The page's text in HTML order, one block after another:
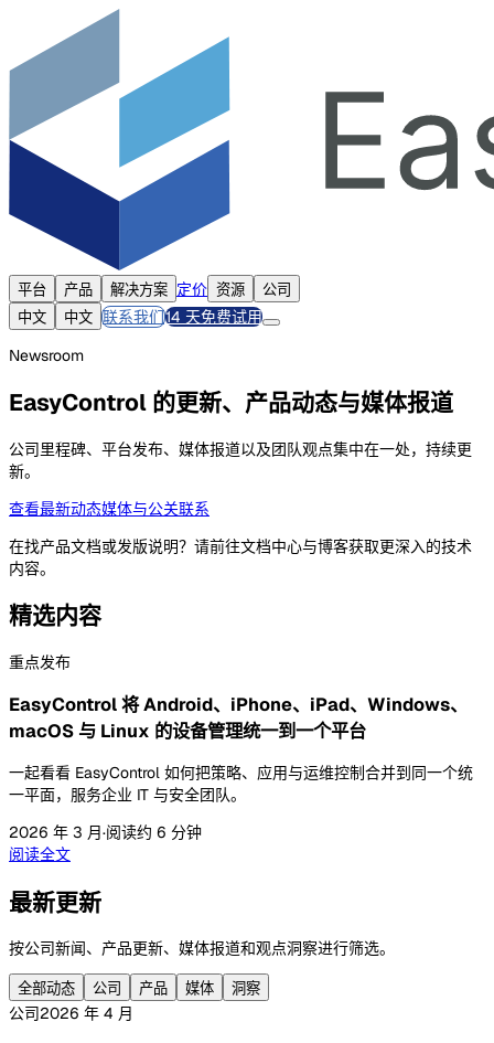
平台 产品 解决方案 定价 资源
公司
中文
中文 联系我们14 天免费试用
Newsroom
EasyControl 的更新、产品动态与媒体报道
公司里程碑、平台发布、媒体报道以及团队观点集中在一处，持续更
新。
查看最新动态媒体与公关联系
在找产品文档或发版说明？请前往文档中心与博客获取更深入的技术
内容。
精选内容
重点发布
EasyControl 将 Android、iPhone、iPad、Windows、
macOS 与 Linux 的设备管理统一到一个平台
一起看看 EasyControl 如何把策略、应用与运维控制合并到同一个统
一平面，服务企业 IT 与安全团队。
2026 年 3 月·阅读约 6 分钟
阅读全文
最新更新
按公司新闻、产品更新、媒体报道和观点洞察进行筛选。
全部动态 公司 产品 媒体 洞察
公司2026 年 4 月